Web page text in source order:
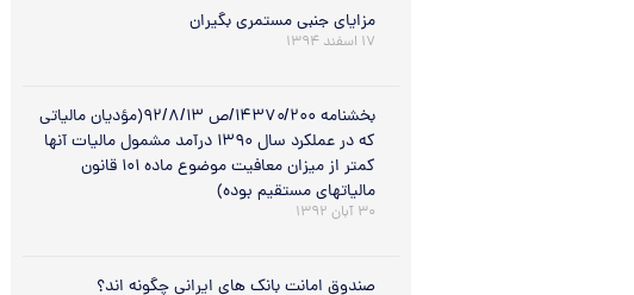
مزایای جنبی مستمری بگیران
۱۷ اسفند ۱۳۹۴
بخشنامه ۱۴۳۷۰/۲۰۰/ص ۹۲/۸/۱۳(مؤدیان مالیاتی
که در عملکرد سال ۱۳۹۰ درآمد مشمول مالیات آنها
کمتر از میزان معافیت موضوع ماده ۱۰۱ قانون
مالیاتهای مستقیم بوده)
۳۰ آبان ۱۳۹۲
صندوق امانت بانک های ایرانی چگونه اند؟